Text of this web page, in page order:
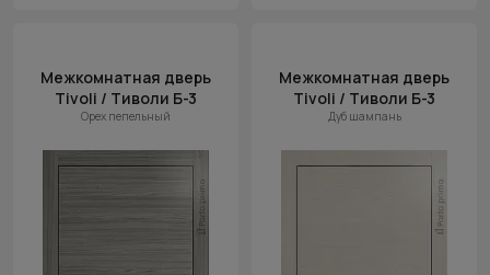
Межкомнатная дверь
Tivoli / Тиволи Б-3
Орех пепельный
Межкомнатная дверь
Tivoli / Тиволи Б-3
Дуб шампань